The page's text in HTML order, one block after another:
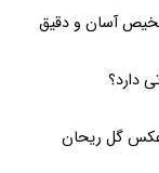
آسان و دقیق
دارد؟
گل ریحان